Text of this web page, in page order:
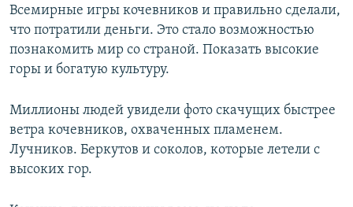
Всемирные игры кочевников и правильно сделали,
что потратили деньги. Это стало возможностью
познакомить мир со страной. Показать высокие
горы и богатую культуру.
Миллионы людей увидели фото скачущих быстрее
ветра кочевников, охваченных пламенем.
Лучников. Беркутов и соколов, которые летели с
высоких гор.